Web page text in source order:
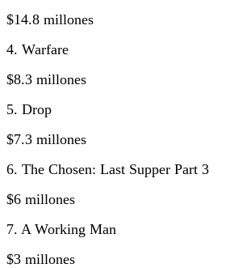
$14.8 millones
4. Warfare
$8.3 millones
5. Drop
$7.3 millones
6. The Chosen: Last Supper Part 3
$6 millones
7. A Working Man
$3 millones